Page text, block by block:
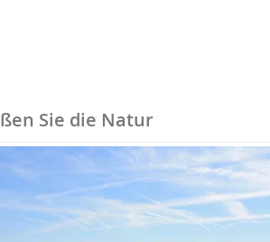
Sie die Natur